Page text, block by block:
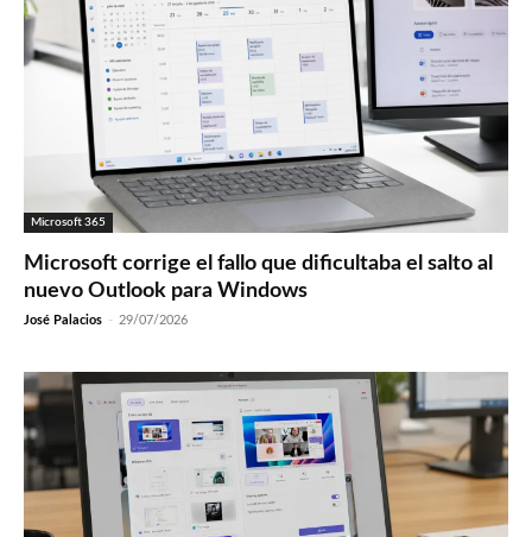
Microsoft 365
Microsoft corrige el fallo que dificultaba el salto al
nuevo Outlook para Windows
José Palacios - 29/07/2026